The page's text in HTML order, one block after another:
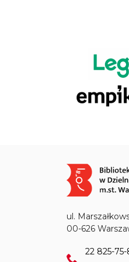
Obraz
ul.
00-626
22 825-